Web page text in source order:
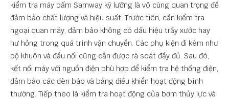
kiểm tra máy bấm Samway kỹ lưỡng là vô cùng quan trọng để
đảm bảo chất lượng và hiệu suất. Trước tiên, cần kiểm tra
ngoại quan máy, đảm bảo không có dấu hiệu trầy xước hay
hư hỏng trong quá trình vận chuyển. Các phụ kiện đi kèm như
bộ khuôn và đầu nối cũng cần được rà soát đầy đủ. Sau đó,
kết nối máy với nguồn điện phù hợp để kiểm tra hệ thống điện,
đảm bảo các đèn báo và bảng điều khiển hoạt động bình
thường. Tiếp theo là kiểm tra hoạt động của bơm thủy lực và